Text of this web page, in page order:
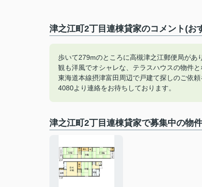
津之江町2丁目連棟貸家のコメント(お
歩いて279mのところに高槻津之江郵便局があ
観も洋風でオシャレな、テラスハウスの物件
東海道本線摂津富田周辺で戸建て探しのご依
4080より連絡をお待ちしております。
津之江町2丁目連棟貸家で募集中の物件